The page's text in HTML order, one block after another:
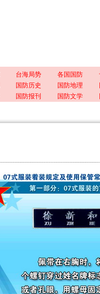
台海局势 各国国防
国防历史 国防地理
国防报刊 国防文学